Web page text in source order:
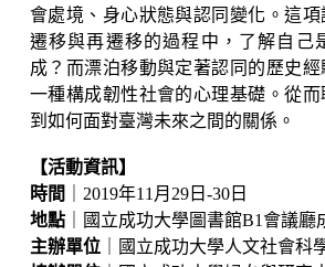
會處境、身心狀態與認同變化。這
遷移與再遷移的過程中，了解自己
成？而漂泊移動與定著認同的歷史
一種構成韌性社會的心理基礎。從
到如何面對臺灣未來之間的關係。
【活動資訊】
時間
｜2019年11月29日-30日
地點｜國立成功大學圖書館B1會議廳
主辦單位｜國立成功大學人文社會科